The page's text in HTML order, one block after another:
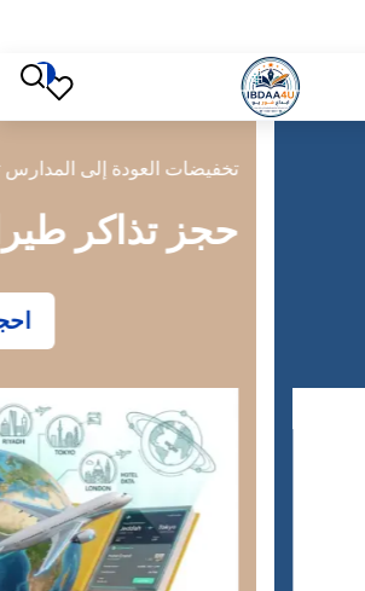
العودة إلى المدارس تصل إلى 50%
تذاكر طيران